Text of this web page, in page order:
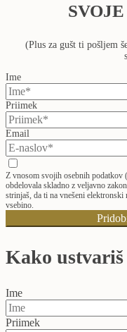
(Plus za gušt ti pošljem
Ime
Priimek
Email
Z vnosom svojih osebnih podatkov
obdelovala skladno z veljavno
strinjaš, da ti na vnešeni
vsebino.
Kako
Ime
Priimek